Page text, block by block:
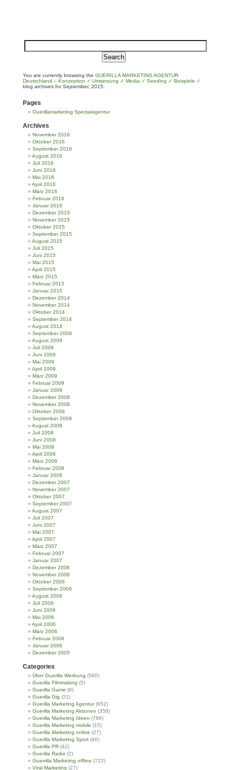
You are currently browsing the GUERILLA MARKETING AGENTUR
Deutschland – Konzeption ✓ Umsetzung ✓ Media ✓ Seeding ✓ Beispiele ✓
blog archives for September, 2015.
Pages
Guerillamarketing Spezialagentur
Archives
November 2016
Oktober 2016
September 2016
August 2016
Juli 2016
Juni 2016
Mai 2016
April 2016
März 2016
Februar 2016
Januar 2016
Dezember 2015
November 2015
Oktober 2015
September 2015
August 2015
Juli 2015
Juni 2015
Mai 2015
April 2015
März 2015
Februar 2015
Januar 2015
Dezember 2014
November 2014
Oktober 2014
September 2014
August 2014
September 2009
August 2009
Juli 2009
Juni 2009
Mai 2009
April 2009
März 2009
Februar 2009
Januar 2009
Dezember 2008
November 2008
Oktober 2008
September 2008
August 2008
Juli 2008
Juni 2008
Mai 2008
April 2008
März 2008
Februar 2008
Januar 2008
Dezember 2007
November 2007
Oktober 2007
September 2007
August 2007
Juli 2007
Juni 2007
Mai 2007
April 2007
März 2007
Februar 2007
Januar 2007
Dezember 2006
November 2006
Oktober 2006
September 2006
August 2006
Juli 2006
Juni 2006
Mai 2006
April 2006
März 2006
Februar 2006
Januar 2006
Dezember 2005
Categories
Über Guerilla Werbung (560)
Guerilla Filmmaking (5)
Guerilla Game (6)
Guerilla Gig (21)
Guerilla Marketing Agentur(652)
Guerilla Marketing Aktionen (358)
Guerilla Marketing Ideen (788)
Guerilla Marketing mobile (15)
Guerilla Marketing online (27)
Guerilla Marketing Sport (46)
Guerilla PR (42)
Guerilla Radio (2)
Guerrilla Marketing offline (722)
Viral Marketing (27)